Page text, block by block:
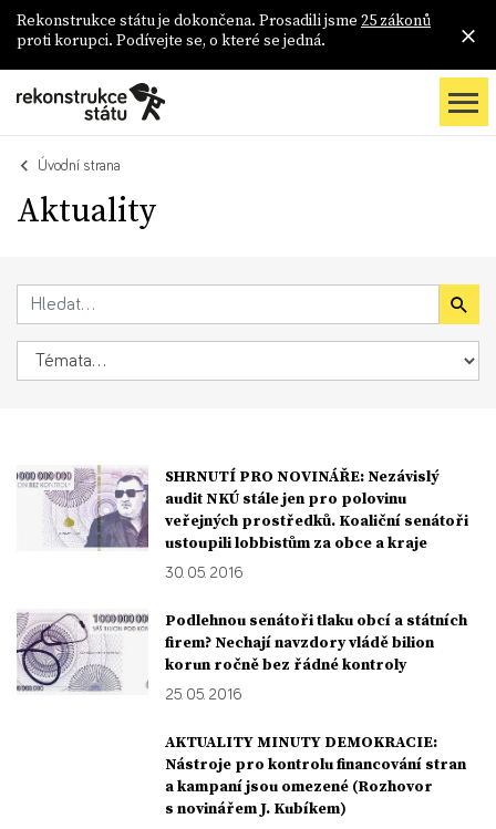
Rekonstrukce státu je dokončena. Prosadili jsme 25 zákonů
proti korupci. Podívejte se, o které se jedná.
Úvodní strana
Aktuality
SHRNUTÍ PRO NOVINÁŘE: Nezávislý
audit NKÚ stále jen pro polovinu
veřejných prostředků. Koaliční senátoři
ustoupili lobbistům za obce a kraje
30. 05. 2016
Podlehnou senátoři tlaku obcí a státních
firem? Nechají navzdory vládě bilion
korun ročně bez řádné kontroly
25. 05. 2016
AKTUALITY MINUTY DEMOKRACIE:
Nástroje pro kontrolu financování stran
a kampaní jsou omezené (Rozhovor
s novinářem J. Kubíkem)